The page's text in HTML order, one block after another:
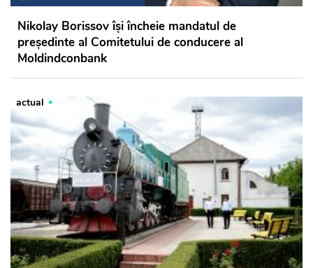
Nikolay Borissov își încheie mandatul de
președinte al Comitetului de conducere al
Moldindconbank
actual